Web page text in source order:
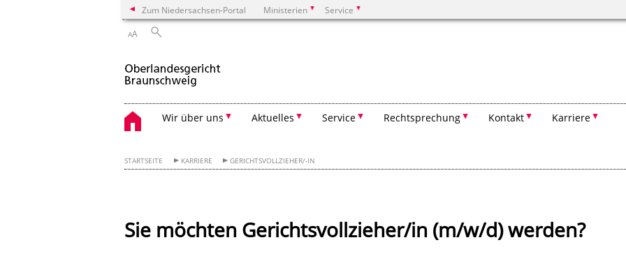
Zum Niedersachsen-Portal Ministerien Service
AA
Wir über uns Aktuelles Service Rechtsprechung Kontakt Karriere
STARTSEITE KARRIERE GERICHTSVOLLZIEHER/-IN
Sie möchten Gerichtsvollzieher/in (m/w/d) werden?